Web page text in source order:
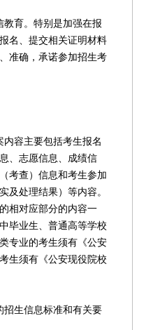
育。特别是加强在报
名、提交相关证明材料
准确，承诺参加招生考
容主要包括考生报名
、志愿信息、成绩信
考查）信息和考生参加
及处理结果）等内容。
相对应部分的内容一
毕业生、普通高等学校
专业的考生须有《公安
生须有《公安现役院校
生信息标准和有关要